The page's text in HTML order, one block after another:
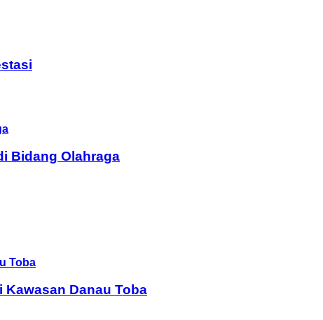
Bidang Olahraga
Danau Toba